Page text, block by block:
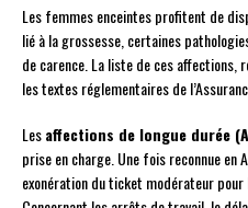
Les femmes enceintes profitent de
lié à la grossesse, certaines
de carence. La liste de ces affections,
les textes réglementaires de
Lesaffections de longue durée
prise en charge. Une fois reconnue en
exonération du ticket modérateur